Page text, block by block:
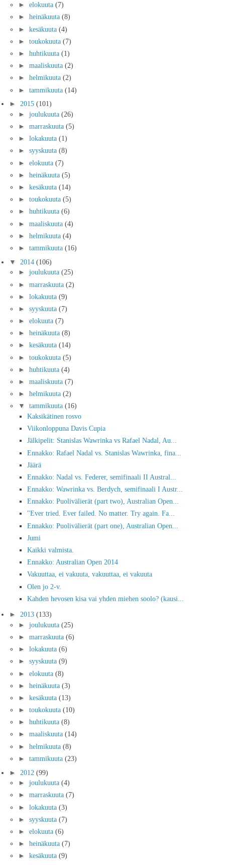
► elokuuta (7)
► heinäkuuta (8)
► kesäkuuta (4)
► toukokuuta (7)
► huhtikuuta (1)
► maaliskuuta (2)
► helmikuuta (2)
► tammikuuta (14)
► 2015 (101)
► joulukuuta (26)
► marraskuuta (5)
► lokakuuta (1)
► syyskuuta (8)
► elokuuta (7)
► heinäkuuta (5)
► kesäkuuta (14)
► toukokuuta (5)
► huhtikuuta (6)
► maaliskuuta (4)
► helmikuuta (4)
► tammikuuta (16)
▼ 2014 (106)
► joulukuuta (25)
► marraskuuta (2)
► lokakuuta (9)
► syyskuuta (7)
► elokuuta (7)
► heinäkuuta (8)
► kesäkuuta (14)
► toukokuuta (5)
► huhtikuuta (4)
► maaliskuuta (7)
► helmikuuta (2)
▼ tammikuuta (16)
Kaksikätinen rosvo
Viikonloppuna Davis Cupia
Jälkipelit: Stanislas Wawrinka vs Rafael Nadal, Au...
Ennakko: Rafael Nadal vs. Stanislas Wawrinka, fina...
Jäärä
Ennakko: Nadal vs. Federer, semifinaali II Austral...
Ennakko: Wawrinka vs. Berdych, semifinaali I Austr...
Ennakko: Puolivälierät (part two), Australian Open...
"Ever tried. Ever failed. No matter. Try again. Fa...
Ennakko: Puolivälierät (part one), Australian Open...
Jumi
Kaikki valmista.
Ennakko: Australian Open 2014
Vakuuttaa, ei vakuuta, vakuuttaa, ei vakuuta
Olen jo 2-v.
Kahden hevosen kisa vai yhden miehen soolo? (kausi...
► 2013 (133)
► joulukuuta (25)
► marraskuuta (6)
► lokakuuta (6)
► syyskuuta (9)
► elokuuta (8)
► heinäkuuta (3)
► kesäkuuta (13)
► toukokuuta (10)
► huhtikuuta (8)
► maaliskuuta (14)
► helmikuuta (8)
► tammikuuta (23)
► 2012 (99)
► joulukuuta (4)
► marraskuuta (7)
► lokakuuta (3)
► syyskuuta (7)
► elokuuta (6)
► heinäkuuta (7)
► kesäkuuta (9)